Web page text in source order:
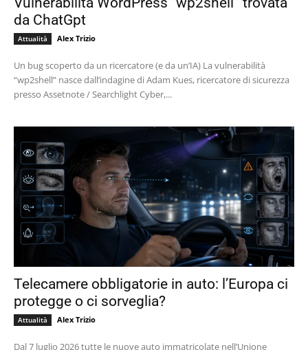
da ChatGpt
Attualità Alex Trizio
Un bug scoperto da un ricercatore (e da un’IA) La vulnerabilità
“wp2shell” nasce dall’indagine di Adam Kues, ricercatore di sicurezza
presso Assetnote / Searchlight Cyber,...
Telecamere obbligatorie in auto: l’Europa ci
protegge o ci sorveglia?
Attualità Alex Trizio
Dal 7 luglio 2026 tutte le nuove auto immatricolate nell’Unione